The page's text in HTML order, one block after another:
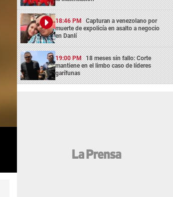
18:46 PM Capturan a venezolano por
muerte de expolicía en asalto a negocio
en Danlí
19:00 PM 18 meses sin fallo: Corte
mantiene en el limbo caso de líderes
garífunas